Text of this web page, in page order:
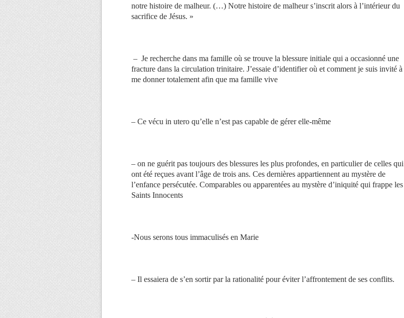
notre histoire de malheur. (…) Notre histoire de malheur s’inscrit alors à l’intérieur du
sacrifice de Jésus. »
– Je recherche dans ma famille où se trouve la blessure initiale qui a occasionné une
fracture dans la circulation trinitaire. J’essaie d’identifier où et comment je suis invité à
me donner totalement afin que ma famille vive
– Ce vécu in utero qu’elle n’est pas capable de gérer elle-même
– on ne guérit pas toujours des blessures les plus profondes, en particulier de celles qui
ont été reçues avant l’âge de trois ans. Ces dernières appartiennent au mystère de
l’enfance persécutée. Comparables ou apparentées au mystère d’iniquité qui frappe les
Saints Innocents
-Nous serons tous immaculisés en Marie
– Il essaiera de s’en sortir par la rationalité pour éviter l’affrontement de ses conflits.